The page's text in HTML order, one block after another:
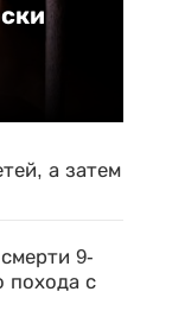
а затем
9-
похода с